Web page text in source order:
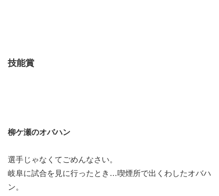
技能賞
柳ケ瀬のオバハン
選手じゃなくてごめんなさい。
岐阜に試合を見に行ったとき…喫煙所で出くわしたオバハ
ン。